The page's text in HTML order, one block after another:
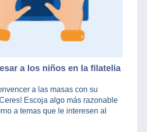
a los niños en la filatelia
a las masas con su
Escoja algo más razonable
a temas que le interesen al